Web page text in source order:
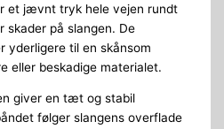
et jævnt tryk hele vejen rundt
skader på slangen. De
yderligere til en skånsom
eller beskadige materialet.
giver en tæt og stabil
følger slangens overflade